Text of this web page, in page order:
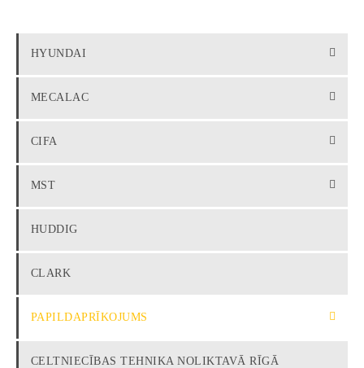
HYUNDAI
MECALAC
CIFA
MST
HUDDIG
CLARK
PAPILDAPRĪKOJUMS
CELTNIECĪBAS TEHNIKA NOLIKTAVĀ RĪGĀ